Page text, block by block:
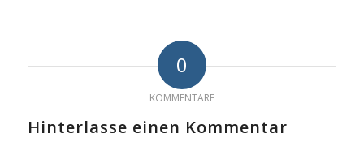
0
KOMMENTARE
Hinterlasse einen Kommentar